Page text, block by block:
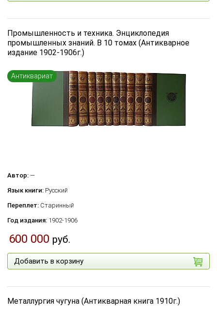
Промышленность и техника. Энциклопедия
промышленных знаний. В 10 томах (Антикварное
издание 1902-1906г.)
Антиквариат
Автор: —
Язык книги: Русский
Переплет: Старинный
Год издания: 1902-1906
600 000 руб.
Добавить в корзину
Металлургия чугуна (Антикварная книга 1910г.)